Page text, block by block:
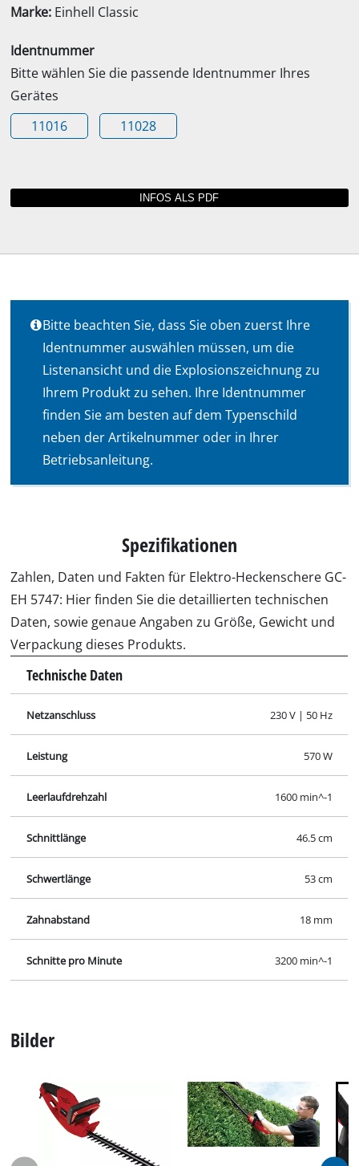
Marke: Einhell Classic
Identnummer
Bitte wählen Sie die passende Identnummer Ihres
Gerätes
11016
11028
Bitte beachten Sie, dass Sie oben zuerst Ihre
Identnummer auswählen müssen, um die
Listenansicht und die Explosionszeichnung zu
Ihrem Produkt zu sehen. Ihre Identnummer
finden Sie am besten auf dem Typenschild
neben der Artikelnummer oder in Ihrer
Betriebsanleitung.
Spezifikationen
Zahlen, Daten und Fakten für Elektro-Heckenschere GC-
EH 5747: Hier finden Sie die detaillierten technischen
Daten, sowie genaue Angaben zu Größe, Gewicht und
Verpackung dieses Produkts.
Technische Daten
Netzanschluss 230 V | 50 Hz
Leistung 570 W
Leerlaufdrehzahl 1600 min^-1
Schnittlänge 46.5 cm
Schwertlänge 53 cm
Zahnabstand 18 mm
Schnitte pro Minute 3200 min^-1
Bilder